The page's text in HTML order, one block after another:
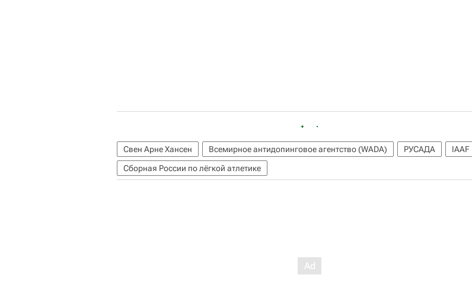
Свен Арне Хансен Всемирное антидопинговое агентство (WADA) РУСАДА
IAAF
Сборная России по лёгкой атлетике